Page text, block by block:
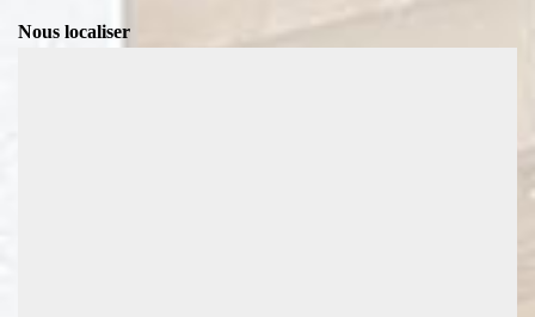
Nous localiser